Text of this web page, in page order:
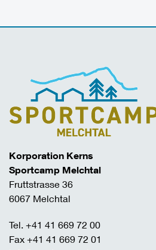
Korporation Kerns
Sportcamp Melchtal
Fruttstrasse 36
6067 Melchtal
Tel. +41 41 669 72 00
Fax +41 41 669 72 01